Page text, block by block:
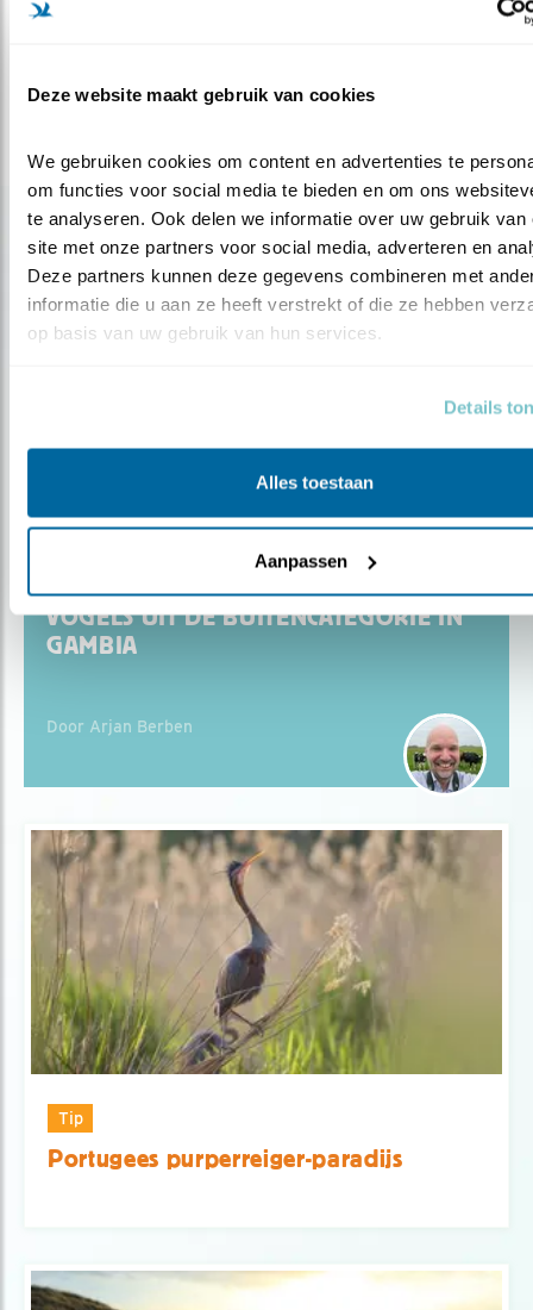
Deze website maakt gebruik van cookies
We gebruiken cookies om content en advertenties te
om functies voor social media te bieden en om ons
te analyseren. Ook delen we informatie over uw gebruik van
site met onze partners voor social media, adverteren en
Deze partners kunnen deze gegevens combineren met
informatie die u aan ze heeft verstrekt of die ze hebben
op basis van uw gebruik van hun services.
Details
Alles toestaan
Aanpassen
gambia
Deel dit bericht
Gerelateerde items
Blog
HET VOGELGELUK VAN GAMBIA
VOGELS UIT DE BUITENCATEGORIE IN
GAMBIA
Door Arjan Berben
Tip
Portugees purperreiger-paradijs